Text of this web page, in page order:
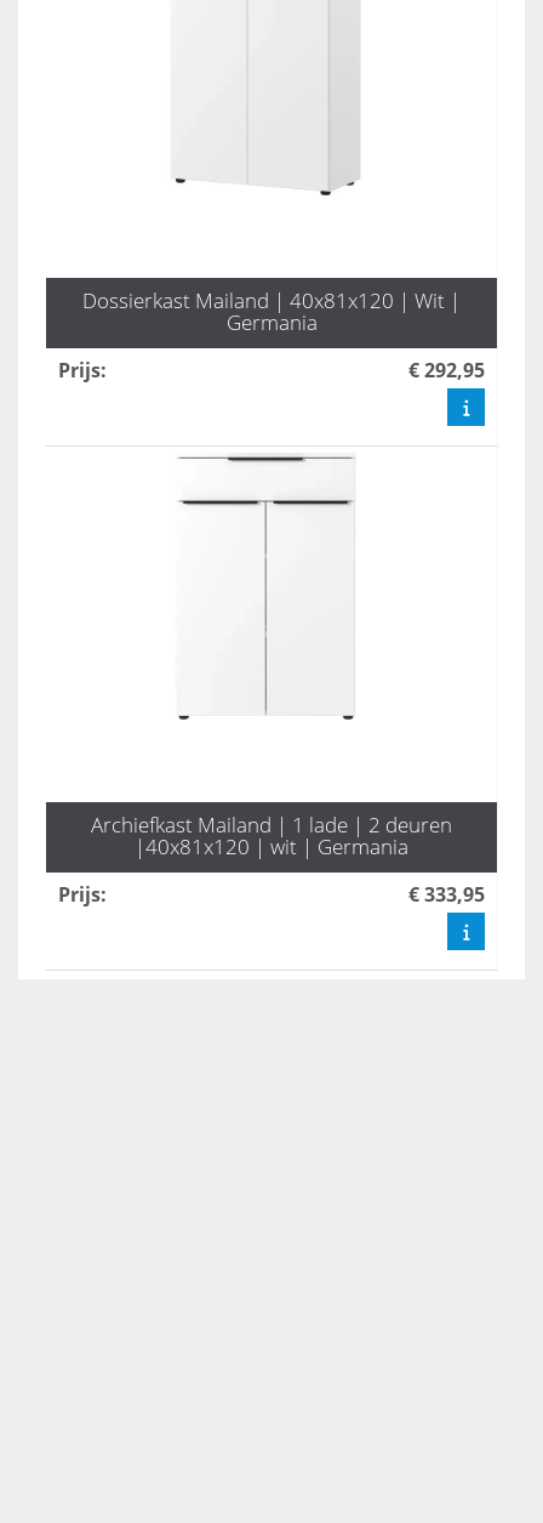
Dossierkast Mailand | 40x81x120 | Wit |
Germania
Prijs: € 292,95
Archiefkast Mailand | 1 lade | 2 deuren
|40x81x120 | wit | Germania
Prijs: € 333,95